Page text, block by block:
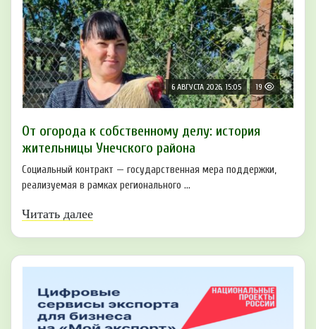
6 АВГУСТА 2026, 15:05 19
От огорода к собственному делу: история
жительницы Унечского района
Социальный контракт — государственная мера поддержки,
реализуемая в рамках регионального ...
Читать далее